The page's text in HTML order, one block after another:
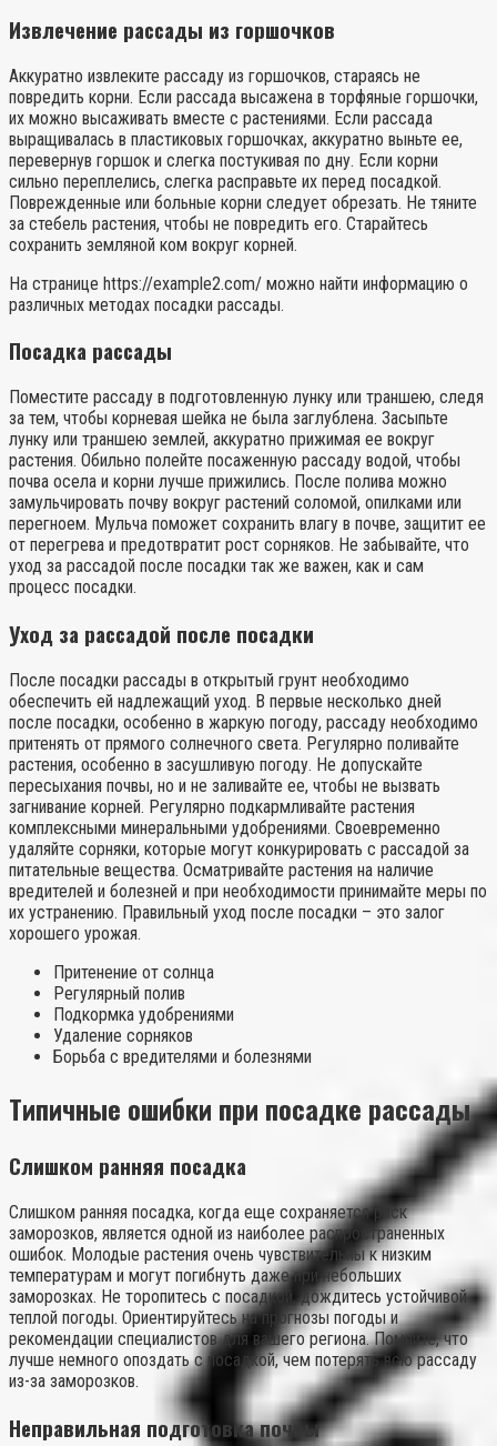
Извлечение рассады из горшочков
Аккуратно извлеките рассаду из горшочков, стараясь не
повредить корни. Если рассада высажена в торфяные горшочки,
их можно высаживать вместе с растениями. Если рассада
выращивалась в пластиковых горшочках, аккуратно выньте ее,
перевернув горшок и слегка постукивая по дну. Если корни
сильно переплелись, слегка расправьте их перед посадкой.
Поврежденные или больные корни следует обрезать. Не тяните
за стебель растения, чтобы не повредить его. Старайтесь
сохранить земляной ком вокруг корней.
На странице https://example2.com/ можно найти информацию о
различных методах посадки рассады.
Посадка рассады
Поместите рассаду в подготовленную лунку или траншею, следя
за тем, чтобы корневая шейка не была заглублена. Засыпьте
лунку или траншею землей, аккуратно прижимая ее вокруг
растения. Обильно полейте посаженную рассаду водой, чтобы
почва осела и корни лучше прижились. После полива можно
замульчировать почву вокруг растений соломой, опилками или
перегноем. Мульча поможет сохранить влагу в почве, защитит ее
от перегрева и предотвратит рост сорняков. Не забывайте, что
уход за рассадой после посадки так же важен, как и сам
процесс посадки.
Уход за рассадой после посадки
После посадки рассады в открытый грунт необходимо
обеспечить ей надлежащий уход. В первые несколько дней
после посадки, особенно в жаркую погоду, рассаду необходимо
притенять от прямого солнечного света. Регулярно поливайте
растения, особенно в засушливую погоду. Не допускайте
пересыхания почвы, но и не заливайте ее, чтобы не вызвать
загнивание корней. Регулярно подкармливайте растения
комплексными минеральными удобрениями. Своевременно
удаляйте сорняки, которые могут конкурировать с рассадой за
питательные вещества. Осматривайте растения на наличие
вредителей и болезней и при необходимости принимайте меры по
их устранению. Правильный уход после посадки – это залог
хорошего урожая.
Притенение от солнца
Регулярный полив
Подкормка удобрениями
Удаление сорняков
Борьба с вредителями и болезнями
Типичные ошибки при посадке рассады
Слишком ранняя посадка
Слишком ранняя посадка, когда еще сохраняется риск
заморозков, является одной из наиболее распространенных
ошибок. Молодые растения очень чувствительны к низким
температурам и могут погибнуть даже при небольших
заморозках. Не торопитесь с посадкой, дождитесь устойчивой
теплой погоды. Ориентируйтесь на прогнозы погоды и
рекомендации специалистов для вашего региона. Помните, что
лучше немного опоздать с посадкой, чем потерять всю рассаду
из-за заморозков.
Неправильная подготовка почвы